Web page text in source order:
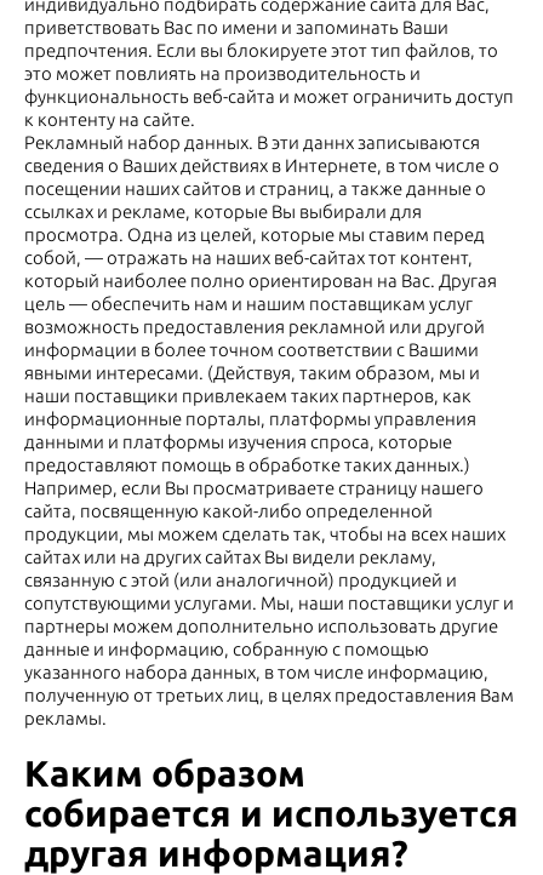
индивидуально подбирать содержание сайта для Вас,
приветствовать Вас по имени и запоминать Ваши
предпочтения. Если вы блокируете этот тип файлов, то
это может повлиять на производительность и
функциональность веб-сайта и может ограничить доступ
к контенту на сайте.
Рекламный набор данных. В эти даннх записываются
сведения о Ваших действиях в Интернете, в том числе о
посещении наших сайтов и страниц, а также данные о
ссылках и рекламе, которые Вы выбирали для
просмотра. Одна из целей, которые мы ставим перед
собой, — отражать на наших веб-сайтах тот контент,
который наиболее полно ориентирован на Вас. Другая
цель — обеспечить нам и нашим поставщикам услуг
возможность предоставления рекламной или другой
информации в более точном соответствии с Вашими
явными интересами. (Действуя, таким образом, мы и
наши поставщики привлекаем таких партнеров, как
информационные порталы, платформы управления
данными и платформы изучения спроса, которые
предоставляют помощь в обработке таких данных.)
Например, если Вы просматриваете страницу нашего
сайта, посвященную какой-либо определенной
продукции, мы можем сделать так, чтобы на всех наших
сайтах или на других сайтах Вы видели рекламу,
связанную с этой (или аналогичной) продукцией и
сопутствующими услугами. Мы, наши поставщики услуг и
партнеры можем дополнительно использовать другие
данные и информацию, собранную с помощью
указанного набора данных, в том числе информацию,
полученную от третьих лиц, в целях предоставления Вам
рекламы.
Каким образом
собирается и используется
другая информация?